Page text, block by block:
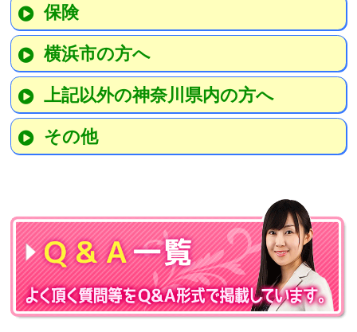
保険
横浜市の方へ
上記以外の神奈川県内の方へ
その他